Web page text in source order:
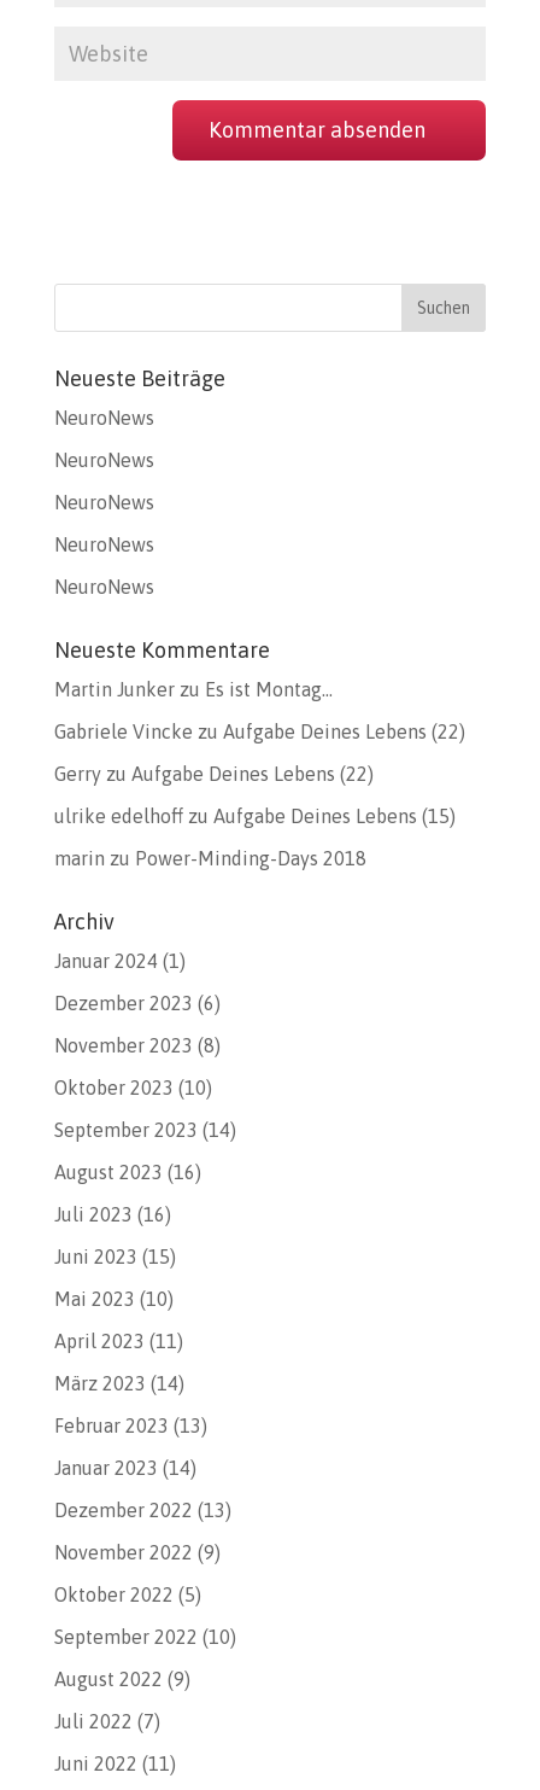
Neueste Beiträge
NeuroNews
NeuroNews
NeuroNews
NeuroNews
NeuroNews
Neueste Kommentare
Martin Junkerzu Es ist Montag…
Gabriele Vincke zu Aufgabe Deines Lebens (22)
Gerryzu Aufgabe Deines Lebens (22)
ulrike edelhoffzu Aufgabe Deines Lebens (15)
marin zu Power-Minding-Days 2018
Archiv
Januar 2024(1)
Dezember 2023 (6)
November 2023 (8)
Oktober 2023 (10)
September 2023 (14)
August 2023 (16)
Juli 2023 (16)
Juni 2023 (15)
Mai 2023 (10)
April 2023 (11)
März 2023 (14)
Februar 2023 (13)
Januar 2023 (14)
Dezember 2022 (13)
November 2022 (9)
Oktober 2022 (5)
September 2022 (10)
August 2022 (9)
Juli 2022 (7)
Juni 2022 (11)